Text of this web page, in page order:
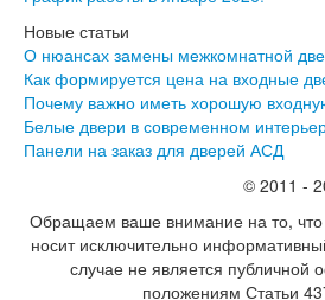
Двери Верда
Коллекция дверей
Коллекция дверей
Экошпон Верда
Коллекция дверей
Коллекция дверей
Двери Дворецкий
Шпон Дворецкий
Эмаль Дворецкий
Двери Про
Новые статьи
О нюансах замены межкомнатной
Как формируется цена на входные
Почему важно иметь хорошую
Белые двери в современном
Панели на заказ для дверей АСД
© 2011 -
Обращаем ваше внимание на то, что
носит исключительно
случае не является публичной
положениям Статьи